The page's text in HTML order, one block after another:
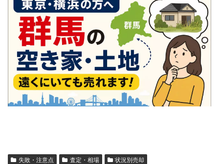
失敗・注意点 査定・相場 状況別売却